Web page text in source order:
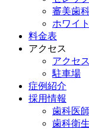
審美歯
ホワイ
料金表
アクセス
アクセス
駐車場
症例紹介
採用情報
歯科医
歯科衛